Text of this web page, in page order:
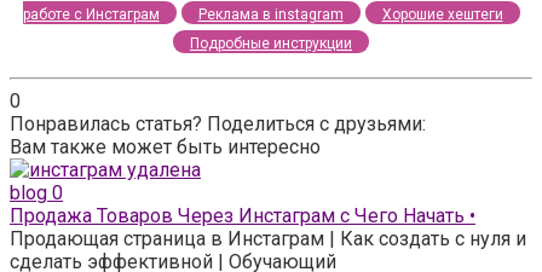
работе с Инстаграм
Реклама в instagram
Хорошие хештеги
Подробные инструкции
0
Понравилась статья? Поделиться с друзьями:
Вам также может быть интересно
blog 0
Продажа Товаров Через Инстаграм с Чего Начать •
Продающая страница в Инстаграм | Как создать с нуля и
сделать эффективной | Обучающий